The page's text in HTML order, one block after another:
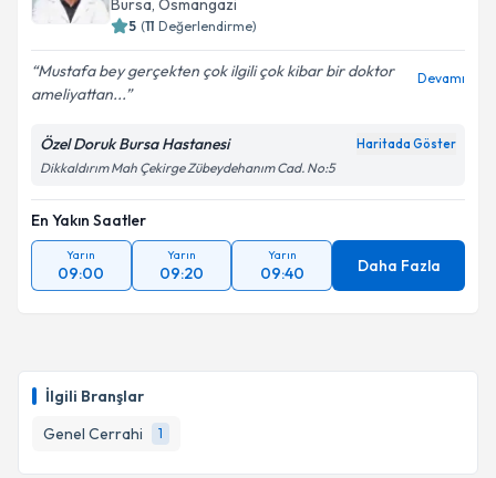
İlgili Branşlar
Genel Cerrahi
1
Bursa, Osmangazi
5 (11 Değerlendirme)
Mustafa bey gerçekten çok ilgili çok kibar bir doktor
ameliyattan...
Devamı
Özel Doruk Bursa Hastanesi Haritada Göster
Dikkaldırım Mah Çekirge Zübeydehanım Cad. No:5
En Yakın Saatler
Yarın
09:00
Yarın
09:20
Yarın
09:40 Daha Fazla